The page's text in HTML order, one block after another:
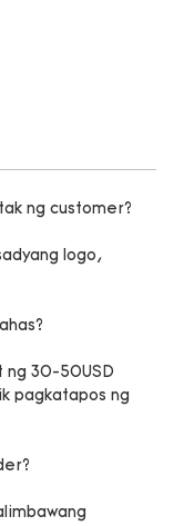
logo,
ng 30-50USD
pagkatapos ng